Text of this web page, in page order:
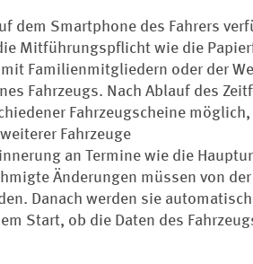
dem Smartphone des Fahrers
Mitführungspflicht wie die
mit Familienmitgliedern oder der
Fahrzeugs. Nach Ablauf des
Fahrzeugscheine
Fahrzeuge
an Termine wie die
Änderungen müssen von
Danach werden sie
Start, ob die Daten des